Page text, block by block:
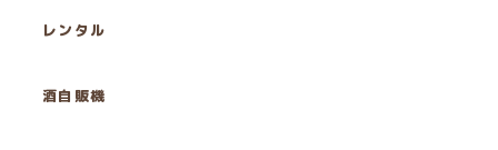
レンタル
酒自販機